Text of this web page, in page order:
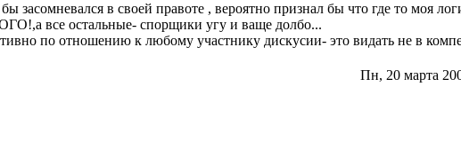
в своей правоте , вероятно признал бы что где то моя
все остальные- спорщики угу и ваще долбо...
по отношению к любому участнику дискусии- это видать не в
Пн, 20 марта